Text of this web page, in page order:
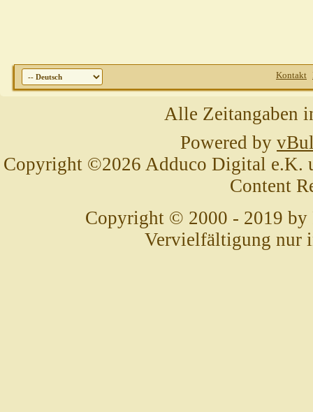
Kontakt
Alle Zeitangaben
Powered by
Copyright ©2026 Adduco Digital e.K.
Content
Copyright © 2000 - 2019 by
Vervielfältigung nur